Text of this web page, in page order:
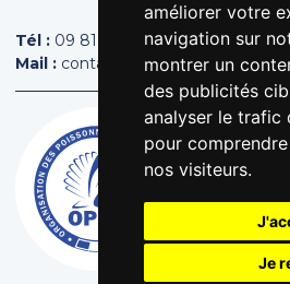
améliorer votre
navigation sur
montrer un
des publicités
analyser le trafic
pour
nos visiteurs.
Je
Tél : 09 81 44 44 43
Mail : contact@poissonniers.com